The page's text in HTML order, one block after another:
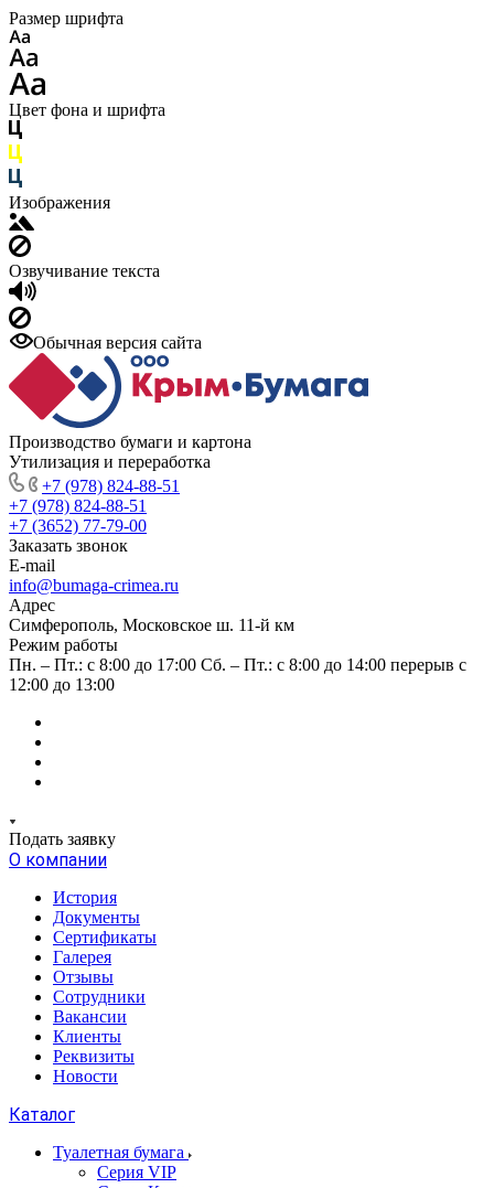
Размер шрифта
Цвет фона и шрифта
Изображения
Озвучивание текста
Обычная версия сайта
Производство бумаги и картона
Утилизация и переработка
+7 (978) 824-88-51
+7 (978) 824-88-51
+7 (3652) 77-79-00
Заказать звонок
E-mail
info@bumaga-crimea.ru
Адрес
Симферополь, Московское ш. 11-й км
Режим работы
Пн. – Пт.: с 8:00 до 17:00 Сб. – Пт.: с 8:00 до 14:00 перерыв с
12:00 до 13:00
Подать заявку
О компании
История
Документы
Сертификаты
Галерея
Отзывы
Сотрудники
Вакансии
Клиенты
Реквизиты
Новости
Каталог
Туалетная бумага
Серия VIP